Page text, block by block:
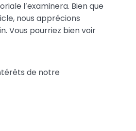
l’examinera. Bien que
nous apprécions
Vous pourriez bien voir
de notre